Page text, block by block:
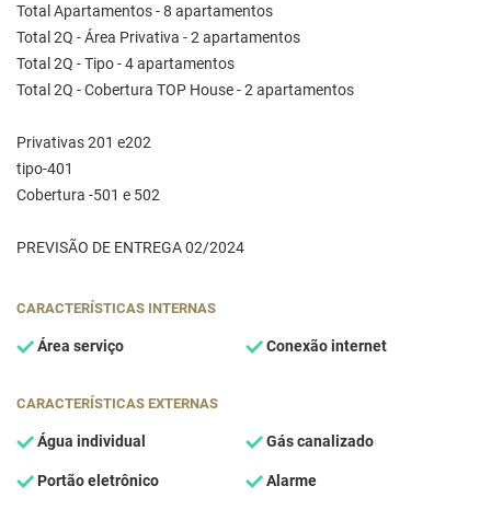
Total Apartamentos - 8 apartamentos
Total 2Q - Área Privativa - 2 apartamentos
Total 2Q - Tipo - 4 apartamentos
Total 2Q - Cobertura TOP House - 2 apartamentos
Privativas 201 e202
tipo-401
Cobertura -501 e 502
PREVISÃO DE ENTREGA 02/2024
CARACTERÍSTICAS INTERNAS
Área serviço Conexão internet
CARACTERÍSTICAS EXTERNAS
Água individual Gás canalizado
Portão eletrônico Alarme